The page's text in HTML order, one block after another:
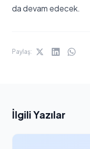
da devam edecek.
Paylaş:
İlgili Yazılar